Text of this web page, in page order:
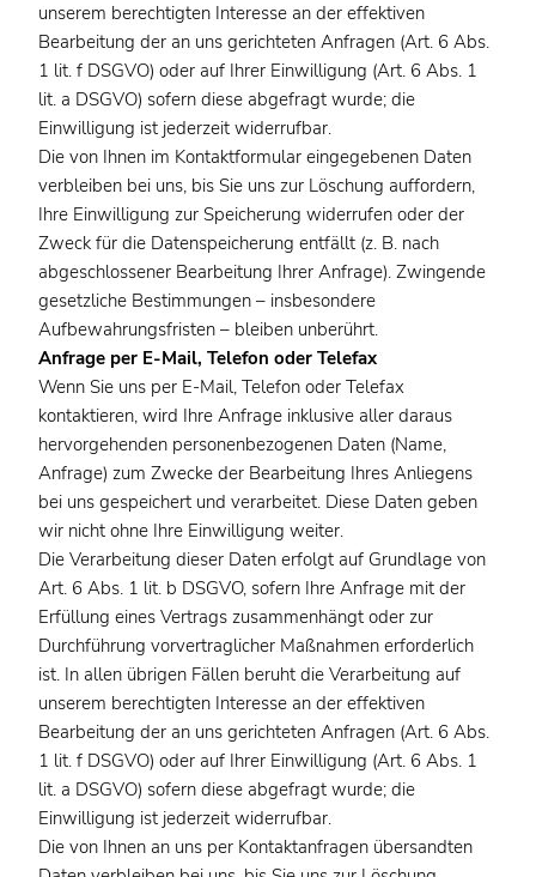
unserem berechtigten Interesse an der effektiven
Bearbeitung der an uns gerichteten Anfragen (Art. 6 Abs.
1 lit. f DSGVO) oder auf Ihrer Einwilligung (Art. 6 Abs. 1
lit. a DSGVO) sofern diese abgefragt wurde; die
Einwilligung ist jederzeit widerrufbar.
Die von Ihnen im Kontaktformular eingegebenen Daten
verbleiben bei uns, bis Sie uns zur Löschung auffordern,
Ihre Einwilligung zur Speicherung widerrufen oder der
Zweck für die Datenspeicherung entfällt (z. B. nach
abgeschlossener Bearbeitung Ihrer Anfrage). Zwingende
gesetzliche Bestimmungen – insbesondere
Aufbewahrungsfristen – bleiben unberührt.
Anfrage per E-Mail, Telefon oder Telefax
Wenn Sie uns per E-Mail, Telefon oder Telefax
kontaktieren, wird Ihre Anfrage inklusive aller daraus
hervorgehenden personenbezogenen Daten (Name,
Anfrage) zum Zwecke der Bearbeitung Ihres Anliegens
bei uns gespeichert und verarbeitet. Diese Daten geben
wir nicht ohne Ihre Einwilligung weiter.
Die Verarbeitung dieser Daten erfolgt auf Grundlage von
Art. 6 Abs. 1 lit. b DSGVO, sofern Ihre Anfrage mit der
Erfüllung eines Vertrags zusammenhängt oder zur
Durchführung vorvertraglicher Maßnahmen erforderlich
ist. In allen übrigen Fällen beruht die Verarbeitung auf
unserem berechtigten Interesse an der effektiven
Bearbeitung der an uns gerichteten Anfragen (Art. 6 Abs.
1 lit. f DSGVO) oder auf Ihrer Einwilligung (Art. 6 Abs. 1
lit. a DSGVO) sofern diese abgefragt wurde; die
Einwilligung ist jederzeit widerrufbar.
Die von Ihnen an uns per Kontaktanfragen übersandten